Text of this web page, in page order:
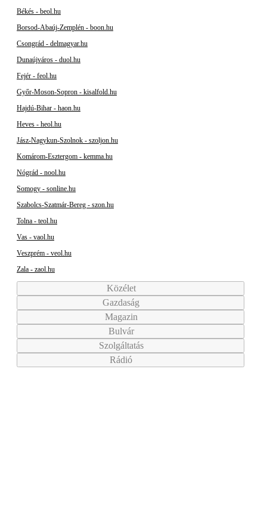
Békés - beol.hu
Borsod-Abaúj-Zemplén - boon.hu
Csongrád - delmagyar.hu
Dunaújváros - duol.hu
Fejér - feol.hu
Győr-Moson-Sopron - kisalfold.hu
Hajdú-Bihar - haon.hu
Heves - heol.hu
Jász-Nagykun-Szolnok - szoljon.hu
Komárom-Esztergom - kemma.hu
Nógrád - nool.hu
Somogy - sonline.hu
Szabolcs-Szatmár-Bereg - szon.hu
Tolna - teol.hu
Vas - vaol.hu
Veszprém - veol.hu
Zala - zaol.hu
Közélet
Gazdaság
Magazin
Bulvár
Szolgáltatás
Rádió